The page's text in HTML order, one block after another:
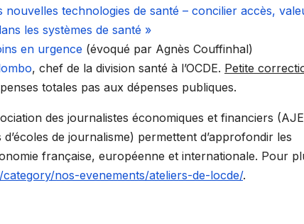
nouvelles technologies de santé – concilier accès,
les systèmes de santé »
en urgence (évoqué par Agnès Couffinhal)
, chef de la division santé à l’OCDE. Petite
totales pas aux dépenses publiques.
des journalistes économiques et financiers
de journalisme) permettent d’approfondir les
française, européenne et internationale. Pour
nos-evenements/ateliers-de-locde/.